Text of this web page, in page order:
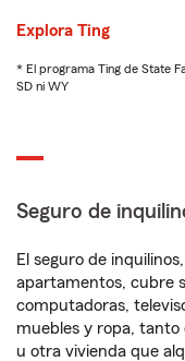
Explora Ting
* El programa Ting de State
SD ni WY
Seguro de
El seguro de
apartamentos, cubre
computadoras,
muebles y ropa,
u otra vivienda que